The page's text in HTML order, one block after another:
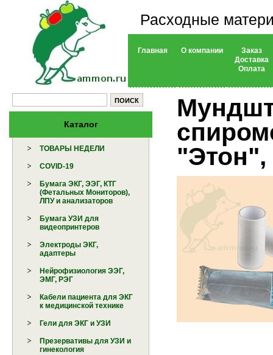
Расходные
Главная О компании
Заказ
Доставка
Оплата
Каталог
ТОВАРЫ НЕДЕЛИ
COVID-19
Бумага ЭКГ, ЭЭГ, КТГ
(Фетальных Мониторов),
ЛПУ и анализаторов
Бумага УЗИ для
видеопринтеров
Электроды ЭКГ,
адаптеры
Нейрофизиология ЭЭГ,
ЭМГ, РЭГ
Кабели пациента для ЭКГ
к медицинской технике
Гели для ЭКГ и УЗИ
Презервативы для УЗИ и
гинекология